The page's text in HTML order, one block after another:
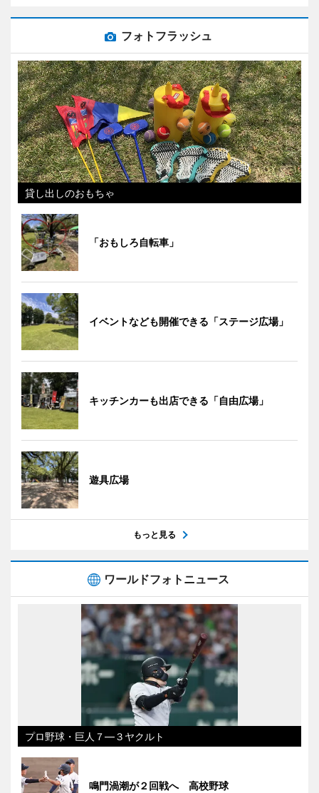
フォトフラッシュ
貸し出しのおもちゃ
「おもしろ自転車」
イベントなども開催できる「ステージ広場」
キッチンカーも出店できる「自由広場」
遊具広場
もっと見る
ワールドフォトニュース
プロ野球・巨人７―３ヤクルト
鳴門渦潮が２回戦へ 高校野球